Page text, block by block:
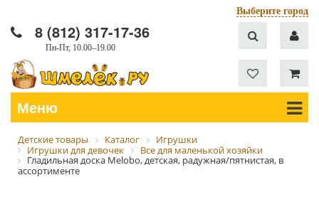
Выберите город
8 (812) 317-17-36
Пн-Пт, 10.00–19.00
Меню
Детские товары Каталог
Игрушки
Игрушки для девочек
Все для маленькой хозяйки
Гладильная доска Melobo, детская, радужная/пятнистая, в
ассортименте